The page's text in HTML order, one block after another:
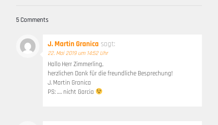
5 Comments
J. Martin Granica sagt:
22. Mai 2019 um 14:52 Uhr
Hallo Herr Zimmerling,
herzlichen Dank für die freundliche Besprechung!
J. Martin Granica
PS: …. nicht Garcia